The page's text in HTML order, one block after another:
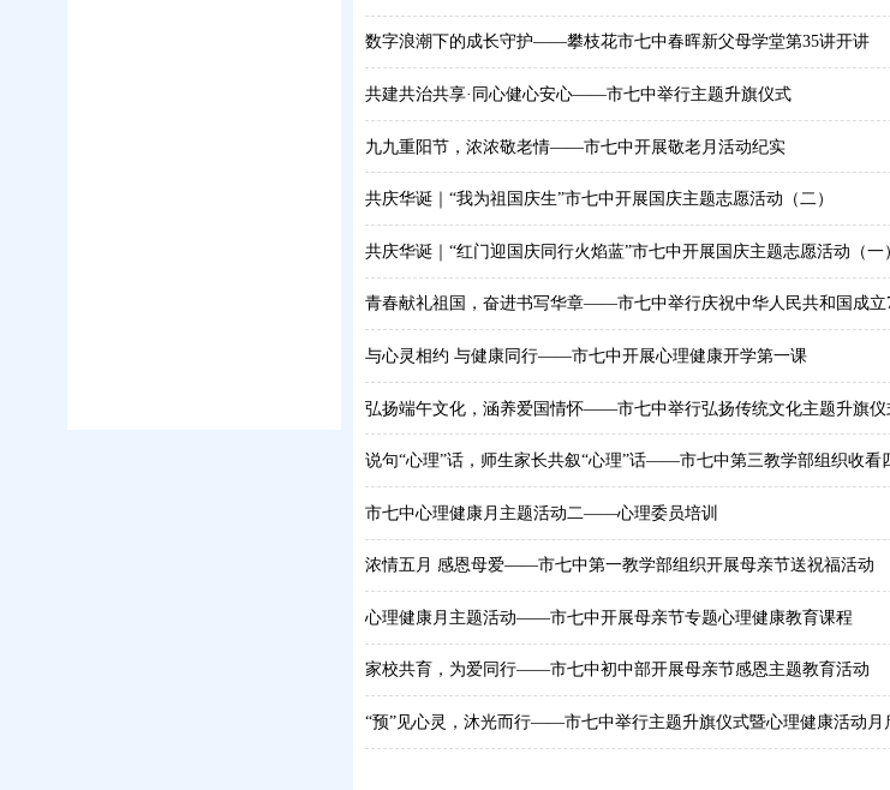
数字浪潮下的成长守护——攀枝花市七中春晖新父母学堂第35讲开讲
共建共治共享·同心健心安心——市七中举行主题升旗仪式
九九重阳节，浓浓敬老情——市七中开展敬老月活动纪实
共庆华诞｜“我为祖国庆生”市七中开展国庆主题志愿活动（二）
共庆华诞｜“红门迎国庆同行火焰蓝”市七中开展国庆主题志愿活动（一
青春献礼祖国，奋进书写华章——市七中举行庆祝中华人民共和国成立
与心灵相约 与健康同行——市七中开展心理健康开学第一课
弘扬端午文化，涵养爱国情怀——市七中举行弘扬传统文化主题升旗仪
说句“心理”话，师生家长共叙“心理”话——市七中第三教学部组织收看
市七中心理健康月主题活动二——心理委员培训
浓情五月 感恩母爱——市七中第一教学部组织开展母亲节送祝福活动
心理健康月主题活动——市七中开展母亲节专题心理健康教育课程
家校共育，为爱同行——市七中初中部开展母亲节感恩主题教育活动
“预”见心灵，沐光而行——市七中举行主题升旗仪式暨心理健康活动月